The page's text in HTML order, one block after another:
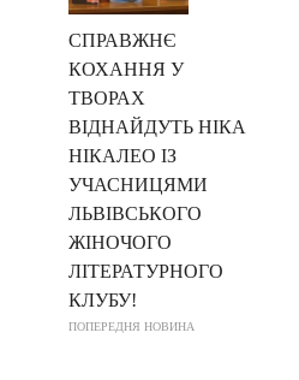
СПРАВЖНЄ
КОХАННЯ У
ТВОРАХ
ВІДНАЙДУТЬ НІКА
НІКАЛЕО ІЗ
УЧАСНИЦЯМИ
ЛЬВІВСЬКОГО
ЖІНОЧОГО
ЛІТЕРАТУРНОГО
КЛУБУ!
ПОПЕРЕДНЯ НОВИНА